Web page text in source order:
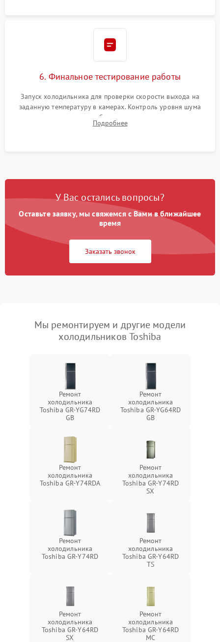
6. Финальное тестирование работы
Запуск холодильника для проверки скорости выхода на
заданную температуру в камерах. Контроль уровня шума
компрессора, отсутствия обмерзания стенок и корректного
срабатывания системы автоматической оттайки.
Подробнее
У Вас остались вопросы?
Оставьте заявку, мы свяжемся с Вами в ближайшее
время
Заказать звонок
Мы ремонтируем и другие модели
холодильников Toshiba
Ремонт
холодильника
Toshiba GR-YG74RD
GB
Ремонт
холодильника
Toshiba GR-YG64RD
GB
Ремонт
холодильника
Toshiba GR-Y74RDA
Ремонт
холодильника
Toshiba GR-Y74RD
SX
Ремонт
холодильника
Toshiba GR-Y74RD
Ремонт
холодильника
Toshiba GR-Y64RD
TS
Ремонт
холодильника
Toshiba GR-Y64RD
SX
Ремонт
холодильника
Toshiba GR-Y64RD
MC